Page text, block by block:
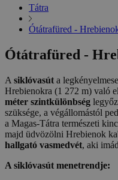
Tátra
Ótátrafüred -
Ótátrafüred -
A siklóvasút a
Hrebienokra (1 272 m) való
méter szintkülönbség
szüksége, a végállomástól
a Magas-Tátra természeti
majd üdvözölni Hrebienok
hallgató vasmedvét, aki
A siklóvasút menetrendje: